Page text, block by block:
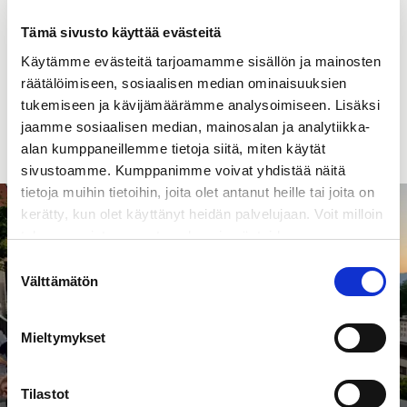
Tämä sivusto käyttää evästeitä
Käytämme evästeitä tarjoamamme sisällön ja mainosten
räätälöimiseen, sosiaalisen median ominaisuuksien
tukemiseen ja kävijämäärämme analysoimiseen. Lisäksi
jaamme sosiaalisen median, mainosalan ja analytiikka-
alan kumppaneillemme tietoja siitä, miten käytät
sivustoamme. Kumppanimme voivat yhdistää näitä
tietoja muihin tietoihin, joita olet antanut heille tai joita on
kerätty, kun olet käyttänyt heidän palvelujaan. Voit milloin
tahansa poistaa suostumuksesi evästeiden
Suostumuksen
valinta
Välttämätön
Mieltymykset
Tilastot
Tutustu avoimiin työpaikkoihin
Tutustu myös työcavereihin